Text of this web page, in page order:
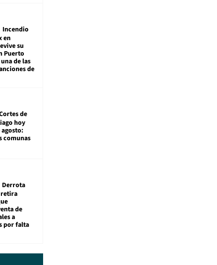
Incendio
en
su
Puerto
de las
de
de
hoy
agosto:
comunas
Derrota
de
a
por falta